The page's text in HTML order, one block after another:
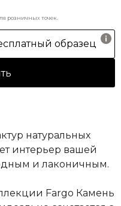
розничных точек.
образец
натуральных
интерьер вашей
и лаконичным.
Fargo Камень